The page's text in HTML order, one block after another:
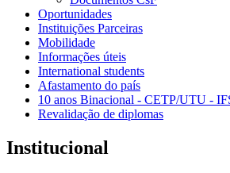
Oportunidades
Instituições Parceiras
Mobilidade
Informações úteis
International students
Afastamento do país
10 anos Binacional - CETP/UTU -
Revalidação de diplomas
Institucional